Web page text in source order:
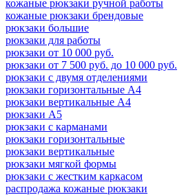
кожаные рюкзаки ручной работы
кожаные рюкзаки брендовые
рюкзаки большие
рюкзаки для работы
рюкзаки от 10 000 руб.
рюкзаки от 7 500 руб. до 10 000 руб.
рюкзаки с двумя отделениями
рюкзаки горизонтальные А4
рюкзаки вертикальные А4
рюкзаки А5
рюкзаки с карманами
рюкзаки горизонтальные
рюкзаки вертикальные
рюкзаки мягкой формы
рюкзаки с жестким каркасом
распродажа кожаные рюкзаки